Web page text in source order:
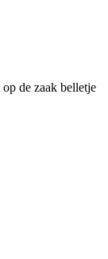
de zaak belletje